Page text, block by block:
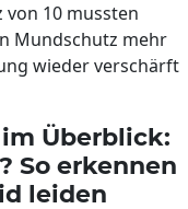
10 mussten
Mundschutz mehr
wieder verschärft
Überblick:
So erkennen
leiden